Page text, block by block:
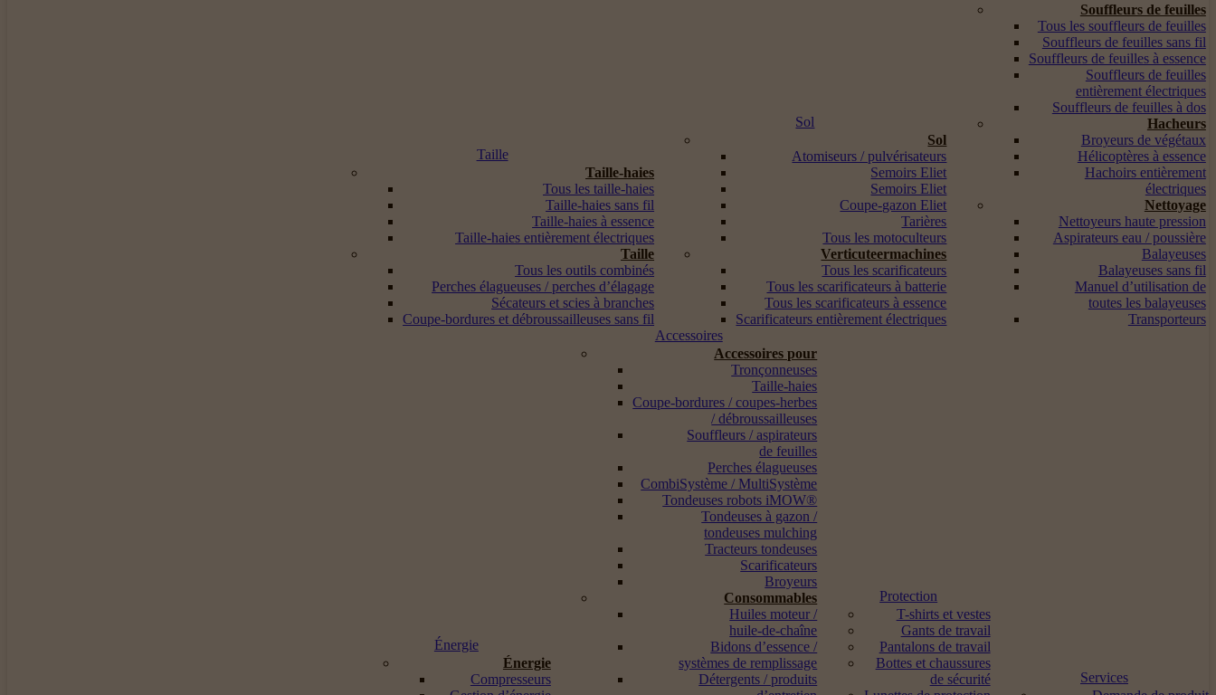
Taille
Taille-haies
Tous les taille-haies
Taille-haies sans fil
Taille-haies à essence
Taille-haies entièrement électriques
Taille
Tous les outils combinés
Perches élagueuses / perches d’élagage
Sécateurs et scies à branches
Coupe-bordures et débroussailleuses sans fil
Sol
Sol
Atomiseurs / pulvérisateurs
Semoirs Eliet
Semoirs Eliet
Coupe-gazon Eliet
Tarières
Tous les motoculteurs
Verticuteermachines
Tous les scarificateurs
Tous les scarificateurs à batterie
Tous les scarificateurs à essence
Scarificateurs entièrement électriques
Souffleurs de feuilles
Tous les souffleurs de feuilles
Souffleurs de feuilles sans fil
Souffleurs de feuilles à essence
Souffleurs de feuilles
entièrement électriques
Souffleurs de feuilles à dos
Hacheurs
Broyeurs de végétaux
Hélicoptères à essence
Hachoirs entièrement
électriques
Nettoyage
Nettoyeurs haute pression
Aspirateurs eau / poussière
Balayeuses
Balayeuses sans fil
Manuel d’utilisation de
toutes les balayeuses
Transporteurs
Énergie
Énergie
Compresseurs
Accessoires
Accessoires pour
Tronçonneuses
Taille-haies
Coupe-bordures / coupes-herbes
/ débroussailleuses
Souffleurs / aspirateurs
de feuilles
Perches élagueuses
CombiSystème / MultiSystème
Tondeuses robots iMOW®
Tondeuses à gazon /
tondeuses mulching
Tracteurs tondeuses
Scarificateurs
Broyeurs
Consommables
Huiles moteur /
huile-de-chaîne
Bidons d’essence /
systèmes de remplissage
Détergents / produits
Protection
T-shirts et vestes
Gants de travail
Pantalons de travail
Bottes et chaussures
de sécurité
Services